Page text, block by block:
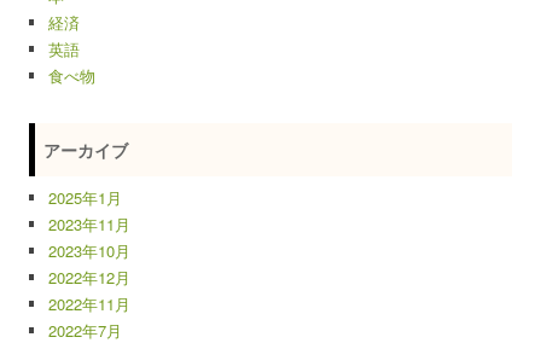
経済
英語
食べ物
アーカイブ
2025年1月
2023年11月
2023年10月
2022年12月
2022年11月
2022年7月